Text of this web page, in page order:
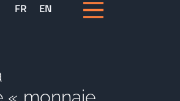
FR EN